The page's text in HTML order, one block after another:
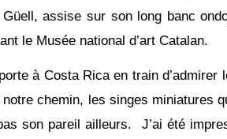
assise sur son long banc
le Musée national d’art Catalan.
à Costa Rica en train
chemin, les singes miniatures
son pareil ailleurs. J’ai été